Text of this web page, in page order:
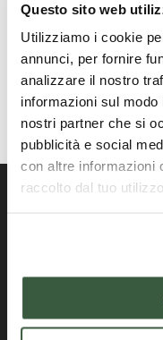
Questo sito web
Utilizziamo i cookie
annunci, per fornire
analizzare il nostro
informazioni sul
nostri partner che si
pubblicità e social
con altre informazioni
raccolto dal tuo
Official